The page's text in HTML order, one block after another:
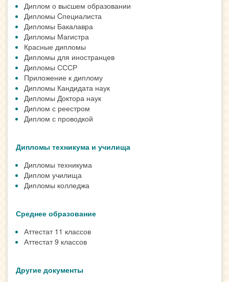
Диплом о высшем образовании
Дипломы Cпециалиста
Дипломы Бакалавра
Дипломы Магистра
Красные дипломы
Дипломы для иностранцев
Дипломы СССР
Приложение к диплому
Дипломы Кандидата наук
Дипломы Доктора наук
Диплом с реестром
Диплом с проводкой
Дипломы техникума и училища
Дипломы техникума
Диплом училища
Дипломы колледжа
Среднее образование
Аттестат 11 классов
Аттестат 9 классов
Другие документы